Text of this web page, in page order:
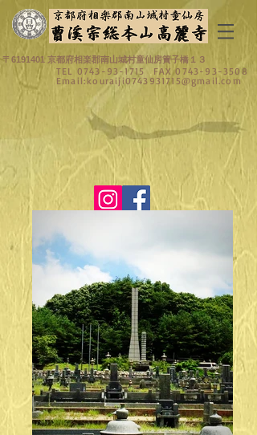
TEL 0743-93-1715 FAX0743-93-3508
Email: kouraiji0743931715@gmail.com
〒6191401 京都府相楽郡南山城村童仙房簀子橋１３